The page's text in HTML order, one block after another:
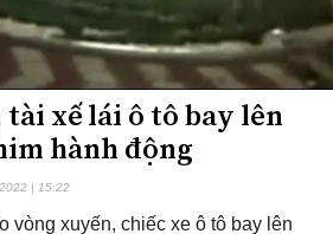
xế lái ô tô bay lên
hành động
| 15:22
vòng xuyến, chiếc xe ô tô bay lên